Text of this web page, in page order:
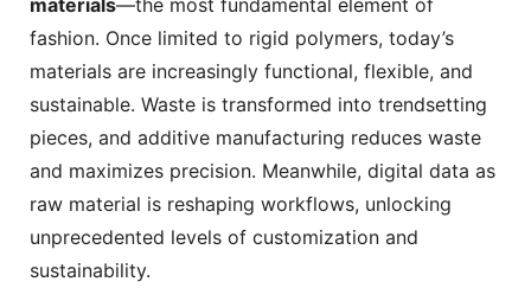
fashion. Once limited to rigid polymers, today’s
materials are increasingly functional, flexible, and
sustainable. Waste is transformed into trendsetting
pieces, and additive manufacturing reduces waste
and maximizes precision. Meanwhile, digital data as
raw material is reshaping workflows, unlocking
unprecedented levels of customization and
sustainability.